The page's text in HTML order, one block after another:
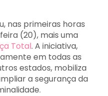
nas primeiras horas
(20), mais uma
Total. A iniciativa,
em todas as
estados, mobiliza
a segurança da